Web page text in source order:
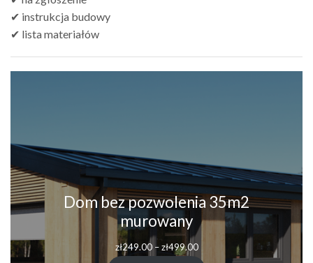
✔ instrukcja budowy
✔ lista materiałów
Dom bez pozwolenia 35m2
murowany
zł249.00 – zł499.00